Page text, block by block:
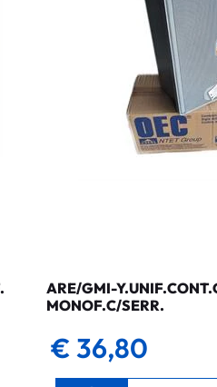
ARE/GMI-
MONOF.C/SERR.
€ 36,80